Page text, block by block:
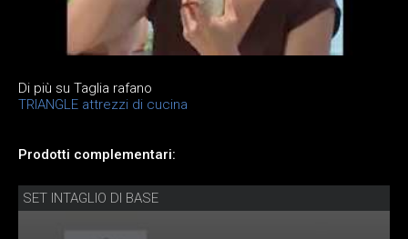
Di più su Taglia rafano
TRIANGLE attrezzi di cucina
Prodotti complementari:
SET INTAGLIO DI BASE